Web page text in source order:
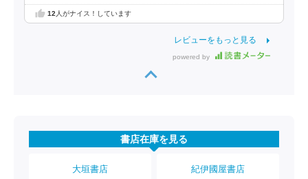
12人がナイス！しています
レビューをもっと見る
powered by
書店在庫を見る
大垣書店 紀伊國屋書店